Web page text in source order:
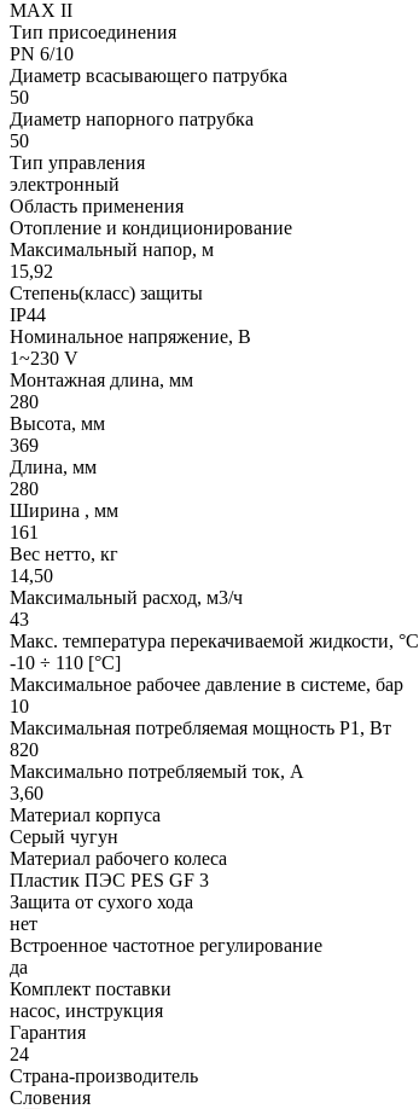
MAX II
Тип присоединения
PN 6/10
Диаметр всасывающего патрубка
50
Диаметр напорного патрубка
50
Тип управления
электронный
Область применения
Отопление и кондиционирование
Максимальный напор, м
15,92
Степень(класс) защиты
IP44
Номинальное напряжение, В
1~230 V
Монтажная длина, мм
280
Высота, мм
369
Длина, мм
280
Ширина , мм
161
Вес нетто, кг
14,50
Максимальный расход, м3/ч
43
Макс. температура перекачиваемой жидкости, °C
-10 ÷ 110 [°C]
Максимальное рабочее давление в системе, бар
10
Максимальная потребляемая мощность Р1, Вт
820
Максимально потребляемый ток, А
3,60
Материал корпуса
Серый чугун
Материал рабочего колеса
Пластик ПЭС PES GF 3
Защита от сухого хода
нет
Встроенное частотное регулирование
да
Комплект поставки
насос, инструкция
Гарантия
24
Страна-производитель
Словения